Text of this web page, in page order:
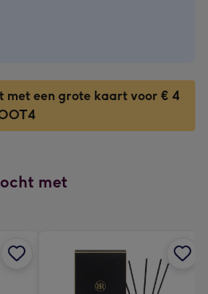
met een grote kaart voor € 4
met